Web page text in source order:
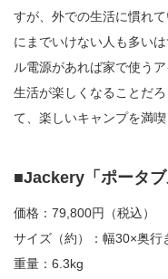
すが、外での生活に慣れ
にまでいけない人も多い
ル電源があれば家で使う
生活が楽しくなることだ
て、楽しいキャンプを満喫
■Jackery「ポータ
価格：79,800円（税込）
サイズ（約）：幅30×奥行
重量：6.3kg